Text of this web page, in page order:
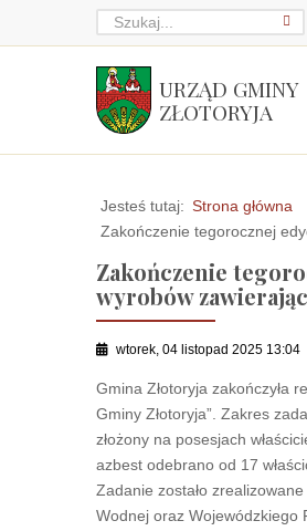
URZĄD GMINY
ZŁOTORYJA
Jesteś tutaj: Strona główna
Zakończenie tegorocznej
Zakończenie
wyrobów
wtorek, 04 listopad 2025 13:04
Gmina Złotoryja zakończyła
Gminy Złotoryja”. Zakres
złożony na posesjach
azbest odebrano od 17
Zadanie zostało
Wodnej oraz Wojewódzkiego